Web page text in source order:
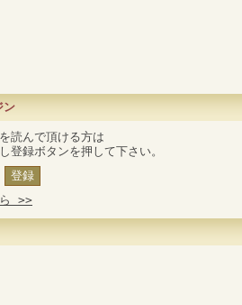
ン
読んで頂ける方は
登録ボタンを押して下さい。
ら >>